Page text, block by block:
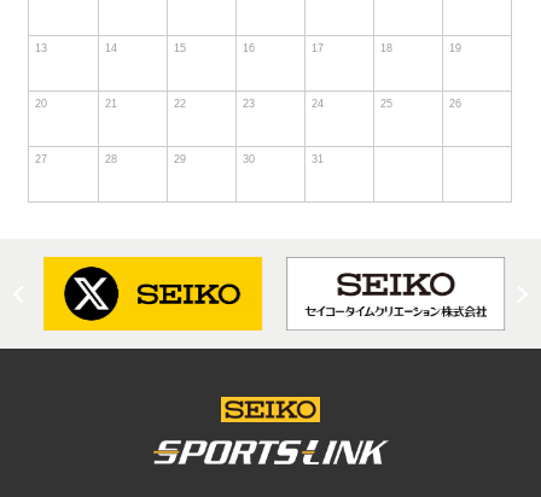
13 14 15 16 17 18 19
20 21 22 23 24 25 26
27 28 29 30 31